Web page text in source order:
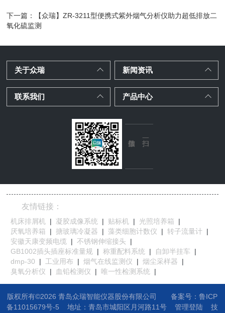
下一篇：
【众瑞】ZR-3211型便携式紫外烟气分析仪助力超低排放二
氧化硫监测
关于众瑞 新闻资讯
联系我们 产品中心
友情链接：
机床排屑机 | 凝胶成像系统 | 贴标机 | 光照培养箱
|
厌氧培养箱
| 搪玻璃冷凝器 | 藻类细胞计数仪 | 转子流量计 |
安徽天康变频电缆
| 不锈钢伸缩接头
|
GB1002插头插座标准量规 | 称重配料系统 | 自卸半挂车
|
dmp-30
| 工业用布 | 烟气在线监测仪 | 烟尘采样器
|
臭氧分析仪
| 血铅检测仪 | 唯一性检测系统 |
版权所有©2026 青岛众瑞智能仪器股份有限公司
备案号：鲁ICP
备11015679号-5
地址：青岛市城阳区月河路11号 管理登陆 技